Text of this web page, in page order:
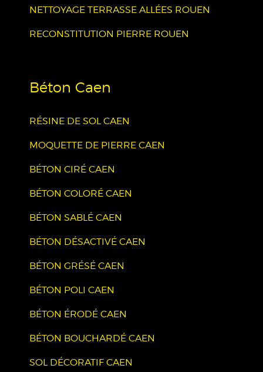
NETTOYAGE TERRASSE ALLÉES ROUEN
RECONSTITUTION PIERRE ROUEN
Béton Caen
RÉSINE DE SOL CAEN
MOQUETTE DE PIERRE CAEN
BÉTON CIRÉ CAEN
BÉTON COLORÉ CAEN
BÉTON SABLÉ CAEN
BÉTON DÉSACTIVÉ CAEN
BÉTON GRÉSÉ CAEN
BÉTON POLI CAEN
BÉTON ÉRODÉ CAEN
BÉTON BOUCHARDÉ CAEN
SOL DÉCORATIF CAEN